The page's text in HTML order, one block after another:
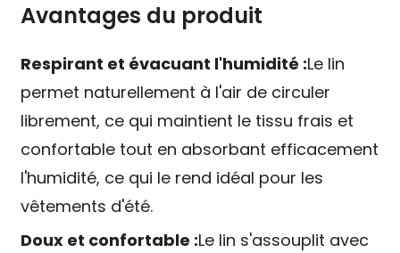
Avantages du produit
Respirant et évacuant l'humidité :Le lin
permet naturellement à l'air de circuler
librement, ce qui maintient le tissu frais et
confortable tout en absorbant efficacement
l'humidité, ce qui le rend idéal pour les
vêtements d'été.
Doux et confortable :Le lin s'assouplit avec